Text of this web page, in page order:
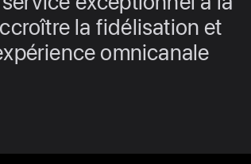
la fidélisation et
omnicanale